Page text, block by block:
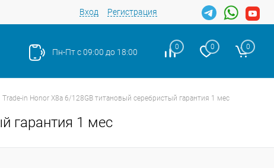
Вход Регистрация
Пн-Пт с 09:00 до 18:00
0 0 0
Trade-in Honor X8a 6/128GB титановый серебристый гарантия 1 мес
гарантия 1 мес